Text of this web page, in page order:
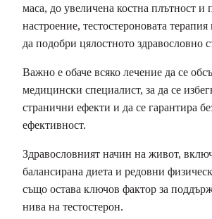
маса, до увеличена костна плътност и
настроение, тестостероновата
да подобри цялостното здравословно
Важно е обаче всяко лечение да се
медицински специалист, за да се
странични ефекти и да се гарантира
ефективност.
Здравословният начин на живот,
балансирана диета и редовни
също остава ключов фактор за
нива на тестостерон.